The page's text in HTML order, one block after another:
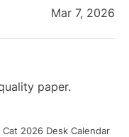
Mar 7, 2026
paper.
Cat 2026 Desk Calendar